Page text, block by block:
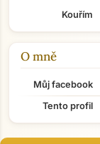
Kouřím
O mně
Můj facebook
Tento profil